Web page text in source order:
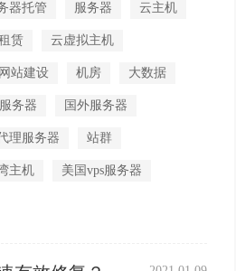
器托管 服务器 云主机
赁 云虚拟主机
网站建设 机房 大数据
务器 国外服务器
理服务器 站群
主机 美国vps服务器